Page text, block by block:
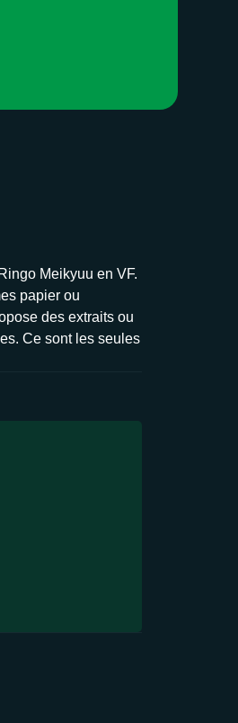
Meikyuu en VF.
papier ou
des extraits ou
Ce sont les seules